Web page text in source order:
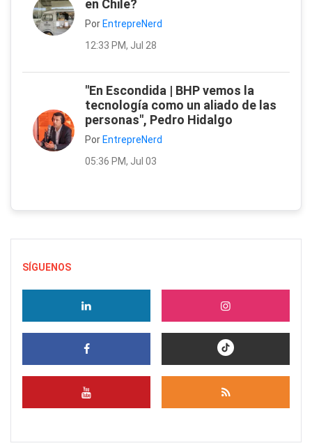
en Chile?
Por EntrepreNerd
12:33 PM, Jul 28
"En Escondida | BHP vemos la
tecnología como un aliado de las
personas", Pedro Hidalgo
Por EntrepreNerd
05:36 PM, Jul 03
SÍGUENOS